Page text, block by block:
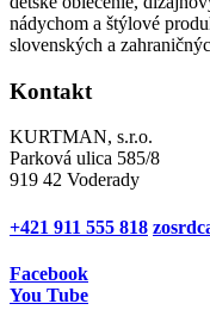
nádychom a štýlové
slovenských a
Kontakt
KURTMAN, s.r.o.
Parková ulica 585/8
919 42 Voderady
+421 911 555 818
Facebook
You Tube